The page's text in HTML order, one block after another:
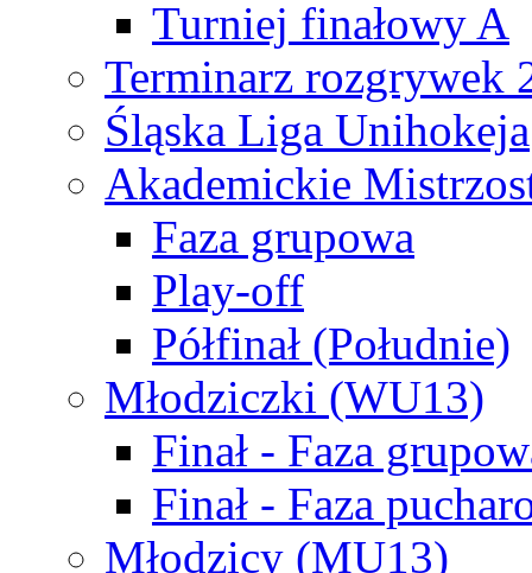
Turniej finałowy A
Terminarz rozgrywek
Śląska Liga Unihokeja
Akademickie
Faza grupowa
Play-off
Półfinał (Południe)
Młodziczki (WU13)
Finał - Faza
Finał - Faza
Młodzicy (MU13)